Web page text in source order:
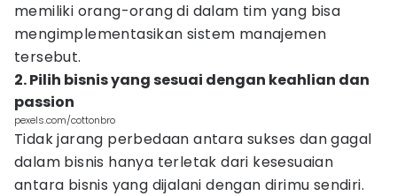
memiliki orang-orang di dalam tim yang bisa
mengimplementasikan sistem manajemen
tersebut.
2. Pilih bisnis yang sesuai dengan keahlian dan
passion
pexels.com/cottonbro
Tidak jarang perbedaan antara sukses dan gagal
dalam bisnis hanya terletak dari kesesuaian
antara bisnis yang dijalani dengan dirimu sendiri.